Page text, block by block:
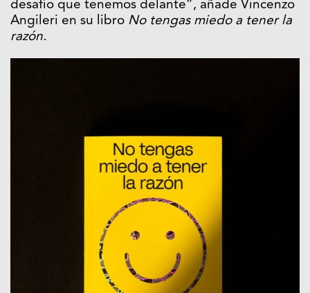
desafío que tenemos delante”, añade Vincenzo
Angileri en su libro No tengas miedo a tener la
razón.